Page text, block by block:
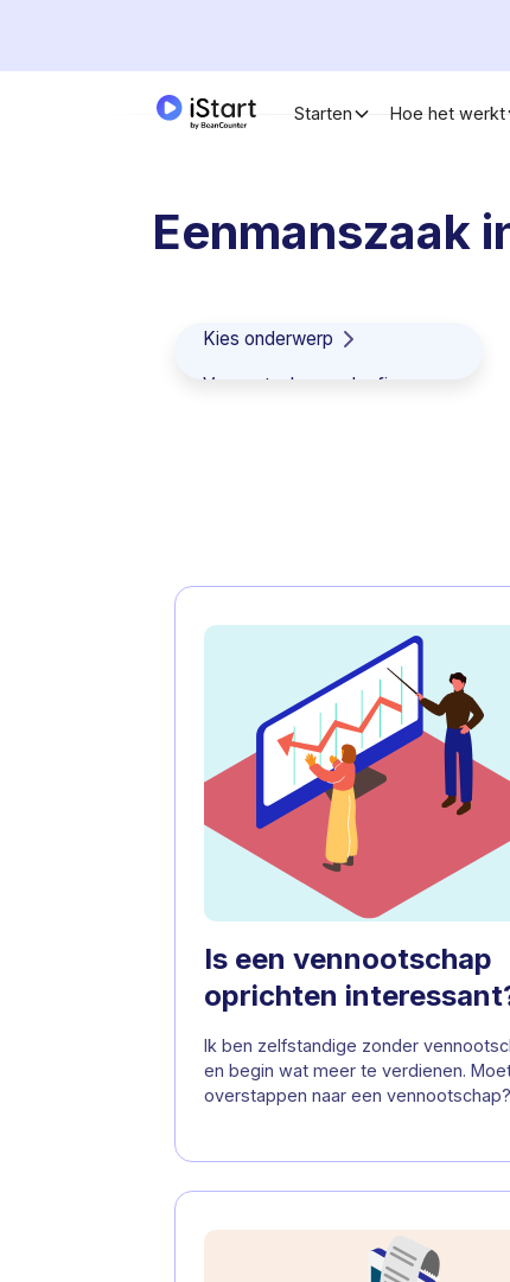
Starten Hoe het werkt
Eenmanszaak
Kies onderwerp
Vennootschap onder firma
Zelfstandige
Eenmanszaak in bijberoep
Eenmanszaak in
hoofdberoep
Vennootschap
Is een vennootschap
oprichten
Ik ben zelfstandige zonder
en begin wat meer te verdienen.
overstappen naar een vennootschap?